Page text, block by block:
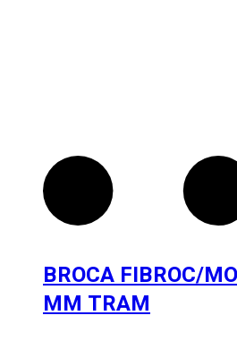
BROCA FIBROC/
MM TRAM